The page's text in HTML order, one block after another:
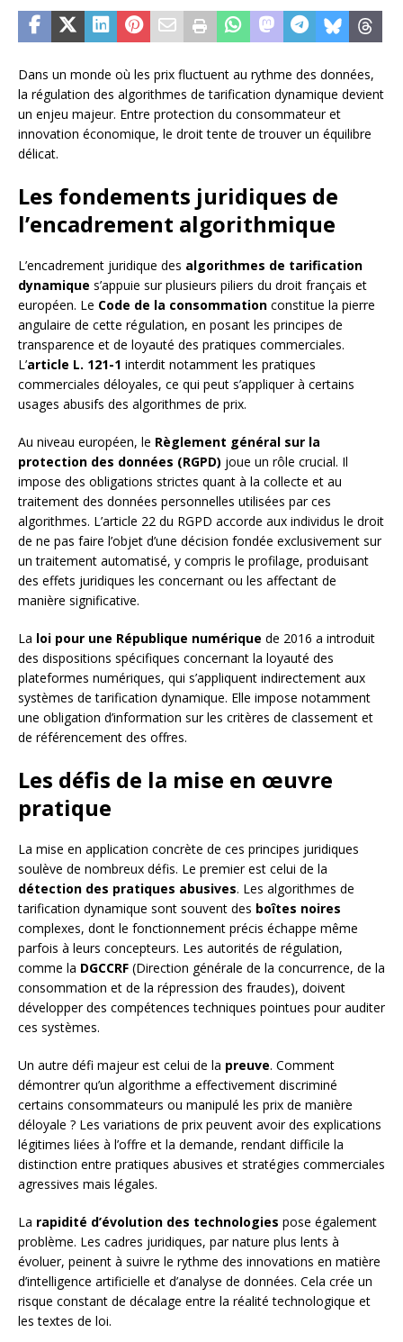
Dans un monde où les prix fluctuent au rythme des données,
la régulation des algorithmes de tarification dynamique devient
un enjeu majeur. Entre protection du consommateur et
innovation économique, le droit tente de trouver un équilibre
délicat.
Les fondements juridiques de
l’encadrement algorithmique
L’encadrement juridique des algorithmes de tarification
dynamique s’appuie sur plusieurs piliers du droit français et
européen. Le Code de la consommation constitue la pierre
angulaire de cette régulation, en posant les principes de
transparence et de loyauté des pratiques commerciales.
L’article L. 121-1 interdit notamment les pratiques
commerciales déloyales, ce qui peut s’appliquer à certains
usages abusifs des algorithmes de prix.
Au niveau européen, le Règlement général sur la
protection des données (RGPD) joue un rôle crucial. Il
impose des obligations strictes quant à la collecte et au
traitement des données personnelles utilisées par ces
algorithmes. L’article 22 du RGPD accorde aux individus le droit
de ne pas faire l’objet d’une décision fondée exclusivement sur
un traitement automatisé, y compris le profilage, produisant
des effets juridiques les concernant ou les affectant de
manière significative.
La loi pour une République numérique de 2016 a introduit
des dispositions spécifiques concernant la loyauté des
plateformes numériques, qui s’appliquent indirectement aux
systèmes de tarification dynamique. Elle impose notamment
une obligation d’information sur les critères de classement et
de référencement des offres.
Les défis de la mise en œuvre
pratique
La mise en application concrète de ces principes juridiques
soulève de nombreux défis. Le premier est celui de la
détection des pratiques abusives. Les algorithmes de
tarification dynamique sont souvent des boîtes noires
complexes, dont le fonctionnement précis échappe même
parfois à leurs concepteurs. Les autorités de régulation,
comme la DGCCRF (Direction générale de la concurrence, de la
consommation et de la répression des fraudes), doivent
développer des compétences techniques pointues pour auditer
ces systèmes.
Un autre défi majeur est celui de la preuve. Comment
démontrer qu’un algorithme a effectivement discriminé
certains consommateurs ou manipulé les prix de manière
déloyale ? Les variations de prix peuvent avoir des explications
légitimes liées à l’offre et la demande, rendant difficile la
distinction entre pratiques abusives et stratégies commerciales
agressives mais légales.
La rapidité d’évolution des technologies pose également
problème. Les cadres juridiques, par nature plus lents à
évoluer, peinent à suivre le rythme des innovations en matière
d’intelligence artificielle et d’analyse de données. Cela crée un
risque constant de décalage entre la réalité technologique et
les textes de loi.